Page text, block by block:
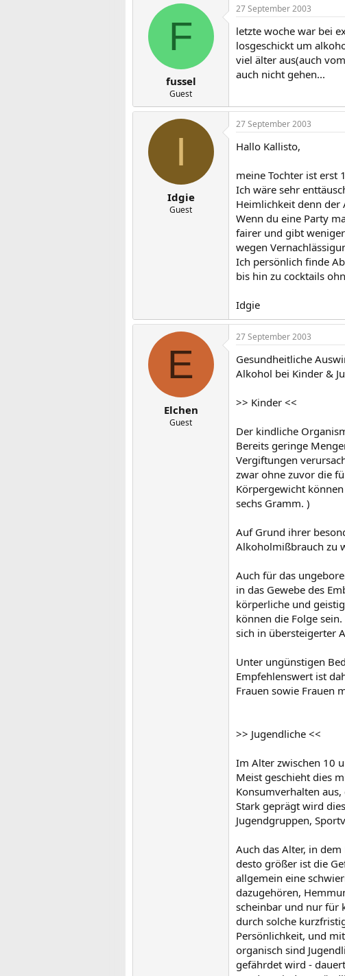
F
fussel
Guest
27 September 2003
letzte woche war bei
losgeschickt um
viel älter aus(auch
auch nicht gehen...
I
Idgie
Guest
27 September 2003
Hallo Kallisto,
meine Tochter ist erst
Ich wäre sehr
Heimlichkeit denn der
Wenn du eine Party
fairer und gibt
wegen
Ich persönlich finde
bis hin zu cocktails
Idgie
E
Elchen
Guest
27 September 2003
Gesundheitliche
Alkohol bei Kinder &
>> Kinder <<
Der kindliche
Bereits geringe
Vergiftungen
zwar ohne zuvor die
Körpergewicht
sechs Gramm. )
Auf Grund ihrer
Alkoholmißbrauch zu
Auch für das
in das Gewebe des
körperliche und
können die Folge
sich in übersteigerter
Unter ungünstigen
Empfehlenswert ist
Frauen sowie Frauen
>> Jugendliche <<
Im Alter zwischen 10
Meist geschieht dies
Konsumverhalten
Stark geprägt wird
Jugendgruppen,
Auch das Alter, in
desto größer ist die
allgemein eine
dazugehören,
scheinbar und nur für
durch solche
Persönlichkeit, und
organisch sind
gefährdet wird -